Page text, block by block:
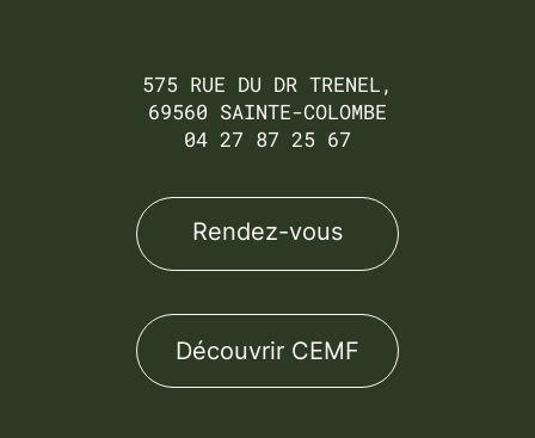
575 RUE DU DR TRENEL,
69560 SAINTE-COLOMBE
04 27 87 25 67
Rendez-vous
Découvrir CEMF